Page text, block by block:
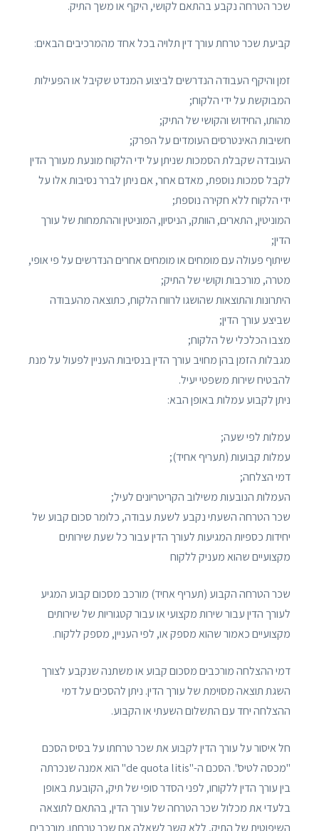
שכר הטרחה נקבע בהתאם לקושי, היקף או משך התיק.
קביעת שכר טרחת עורך דין תלויה בכל אחד מהמרכיבים הבאים:
זמן והיקף העבודה הנדרשים לביצוע המנדט שקיבל או הפעילות
המבוקשת על ידי הלקוח;
מהותו, החידוש והקושי של התיק;
חשיבות האינטרסים העומדים על הפרק;
העובדה שקבלת הסמכות שניתן על ידי הלקוח מונעת מעורך הדין
לקבל סמכות נוספת, מאדם אחר, אם ניתן לברר נסיבות אלו על
ידי הלקוח ללא חקירה נוספת;
המוניטין, התארים, הוותק, הניסיון, המוניטין וההתמחות של עורך
הדין;
שיתוף פעולה עם מומחים או מומחים אחרים הנדרשים על פי אופי,
מטרה, מורכבות וקושי של התיק;
היתרונות והתוצאות שהושגו לרווח הלקוח, כתוצאה מהעבודה
שביצע עורך הדין;
מצבו הכלכלי של הלקוח;
מגבלות הזמן בהן מחויב עורך הדין בנסיבות העניין לפעול על מנת
להבטיח שירות משפטי יעיל.
ניתן לקבוע עמלות באופן הבא:
עמלות לפי שעה;
עמלות קבועות (תעריף אחיד);
דמי הצלחה;
העמלות הנובעות משילוב הקריטריונים לעיל;
שכר הטרחה השעתי נקבע לשעת עבודה, כלומר סכום קבוע של
יחידות כספיות המגיעות לעורך הדין עבור כל שעת שירותים
מקצועיים שהוא מעניק ללקוח
שכר הטרחה הקבוע (תעריף אחיד) מורכב מסכום קבוע המגיע
לעורך הדין עבור שירות מקצועי או עבור קטגוריות של שירותים
מקצועיים כאמור שהוא מספק או, לפי העניין, מספק ללקוח.
דמי ההצלחה מורכבים מסכום קבוע או משתנה שנקבע לצורך
השגת תוצאה מסוימת של עורך הדין. ניתן להסכים על דמי
ההצלחה יחד עם התשלום השעתי או הקבוע.
חל איסור על עורך הדין לקבוע את שכר טרחתו על בסיס הסכם
"מכסה לטיס". הסכם ה-"de quota litis" הוא אמנה שנכרתה
בין עורך הדין ללקוחו, לפני הסדר סופי של תיק, הקובעת באופן
בלעדי את מכלול שכר הטרחה של עורך הדין, בהתאם לתוצאה
השיפוטית של התיק, ללא קשר לשאלה אם שכר טרחתו. מורכבים